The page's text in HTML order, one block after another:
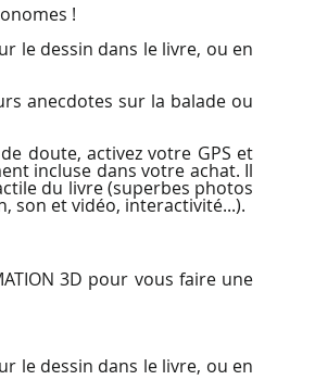
!
le dessin dans le livre, ou en
anecdotes sur la balade ou
doute, activez votre GPS et
incluse dans votre achat. Il
du livre (superbes photos
son et vidéo, interactivité...).
3D pour vous faire une
le dessin dans le livre, ou en